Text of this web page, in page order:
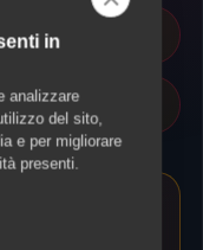
in
analizzare
del sito,
e per migliorare
presenti.